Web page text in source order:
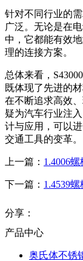
针对不同行业的
广泛。无论是在
中，它都能有效
理的连接方案。
总体来看，
既体现了先进的
在不断追求高效
疑为汽车行业注
计与应用，可以
交通工具的变革。
上一篇： 1.4006
下一篇： 1.4539
分享：
产品中心
奥氏体不锈